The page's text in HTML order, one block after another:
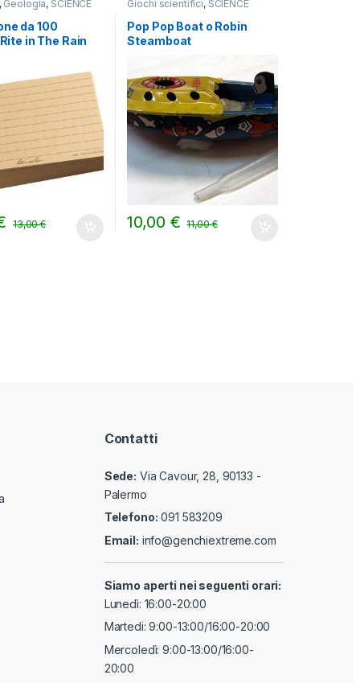
, Geologia, SCIENCE
da 100
in The Rain
13,00€
Giochi scientifici, SCIENCE
Pop Pop Boat o Robin
Steamboat
10,00 € 11,00€
Contatti
Sede: Via Cavour, 28, 90133 -
Palermo
Telefono: 091 583209
Email: info@genchiextreme.com
Siamo aperti nei seguenti orari:
Lunedì: 16:00-20:00
Martedi: 9:00-13:00/16:00-20:00
Mercoledì: 9:00-13:00/16:00-
20:00